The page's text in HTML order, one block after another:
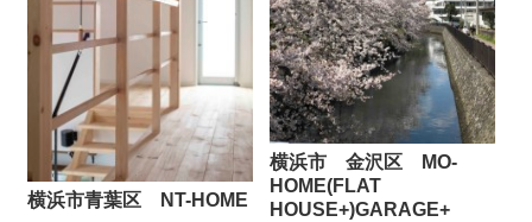
横浜市青葉区 NT-HOME
横浜市 金沢区 MO-
HOME(FLAT
HOUSE+)GARAGE+